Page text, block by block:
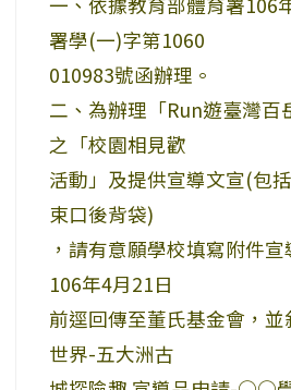
署學(一)字第1060
010983號函辦理。
二、為辦理「Run遊臺灣百
之「校園相見歡
活動」及提供宣導文宣(包
束口後背袋)
，請有意願學校填寫附件
106年4月21日
前逕回傳至董氏基金會，
世界-五大洲古